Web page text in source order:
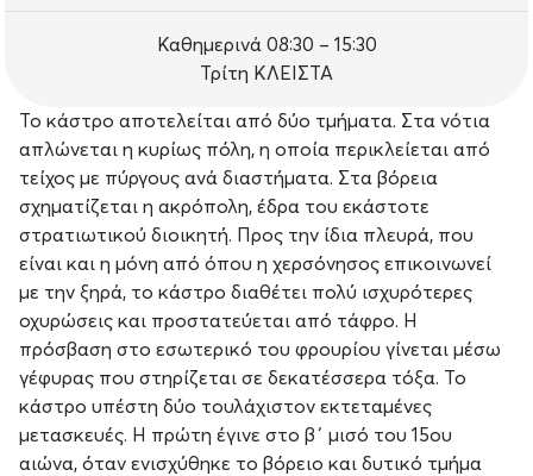
Καθημερινά 08:30 – 15:30
Τρίτη ΚΛΕΙΣΤΑ
Το κάστρο αποτελείται από δύο τμήματα. Στα νότια
απλώνεται η κυρίως πόλη, η οποία περικλείεται από
τείχος με πύργους ανά διαστήματα. Στα βόρεια
σχηματίζεται η ακρόπολη, έδρα του εκάστοτε
στρατιωτικού διοικητή. Προς την ίδια πλευρά, που
είναι και η μόνη από όπου η χερσόνησος επικοινωνεί
με την ξηρά, το κάστρο διαθέτει πολύ ισχυρότερες
οχυρώσεις και προστατεύεται από τάφρο. Η
πρόσβαση στο εσωτερικό του φρουρίου γίνεται μέσω
γέφυρας που στηρίζεται σε δεκατέσσερα τόξα. Το
κάστρο υπέστη δύο τουλάχιστον εκτεταμένες
μετασκευές. Η πρώτη έγινε στο β΄ μισό του 15ου
αιώνα, όταν ενισχύθηκε το βόρειο και δυτικό τμήμα